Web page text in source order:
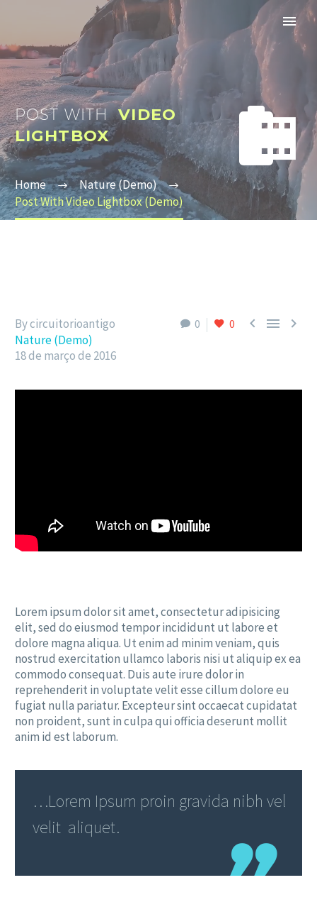


POST WITH VIDEO
LIGHTBOX
Home
Nature (Demo)
Post With Video Lightbox (Demo)
0 0   
By circuitorioantigo
Nature (Demo)
18 de março de 2016
Lorem ipsum dolor sit amet, consectetur adipisicing
elit, sed do eiusmod tempor incididunt ut labore et
dolore magna aliqua. Ut enim ad minim veniam, quis
nostrud exercitation ullamco laboris nisi ut aliquip ex ea
commodo consequat. Duis aute irure dolor in
reprehenderit in voluptate velit esse cillum dolore eu
fugiat nulla pariatur. Excepteur sint occaecat cupidatat
non proident, sunt in culpa qui officia deserunt mollit
anim id est laborum.
…Lorem Ipsum proin gravida nibh vel
velit aliquet.